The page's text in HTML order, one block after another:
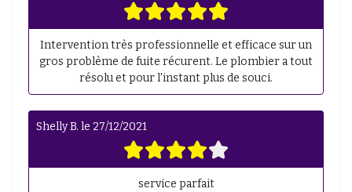
Intervention très professionnelle et efficace sur un
gros problème de fuite récurent. Le plombier a tout
résolu et pour l'instant plus de souci.
Shelly B. le 27/12/2021
service parfait